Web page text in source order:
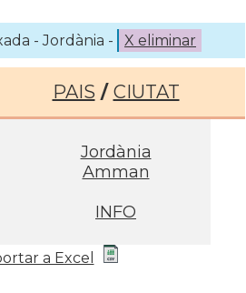
- Jordània - X eliminar
PAIS / CIUTAT
Jordània
Amman
INFO
a Excel